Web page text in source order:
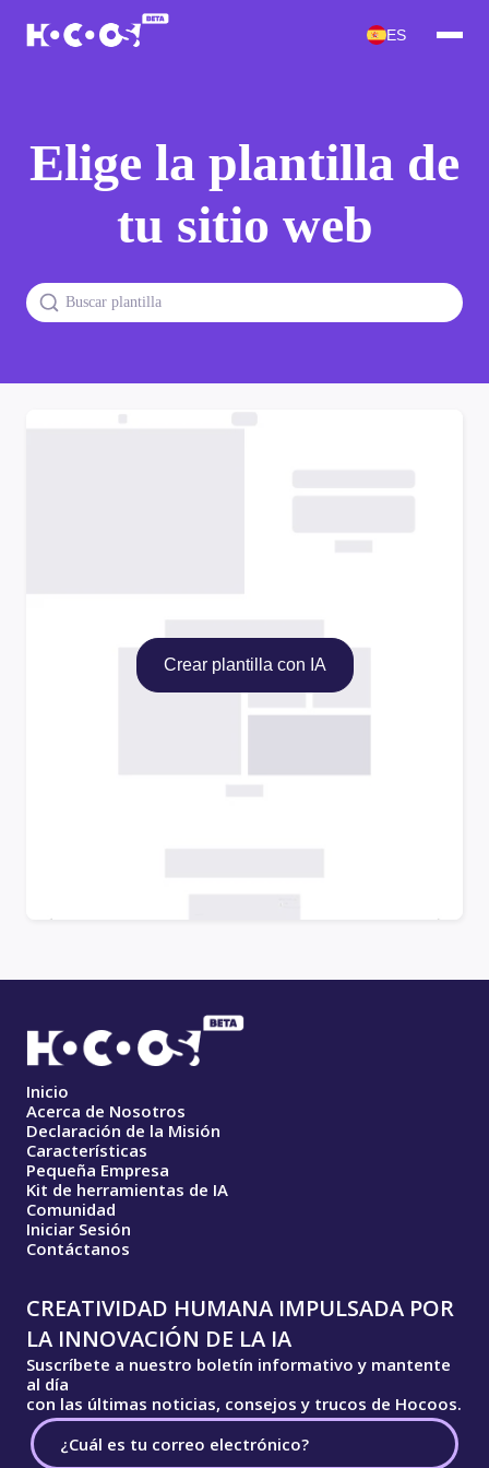
ES
Elige la plantilla de
tu sitio web
Crear plantilla con IA
Inicio
Acerca de Nosotros
Declaración de la Misión
Características
Pequeña Empresa
Kit de herramientas de IA
Comunidad
Iniciar Sesión
Contáctanos
CREATIVIDAD HUMANA IMPULSADA POR
LA INNOVACIÓN DE LA IA
Suscríbete a nuestro boletín informativo y mantente
al día
con las últimas noticias, consejos y trucos de Hocoos.